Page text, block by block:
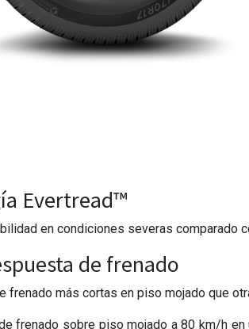
Evertread™
en condiciones severas comparado
de frenado
frenado más cortas en piso mojado que
frenado sobre piso mojado a 80 km/h